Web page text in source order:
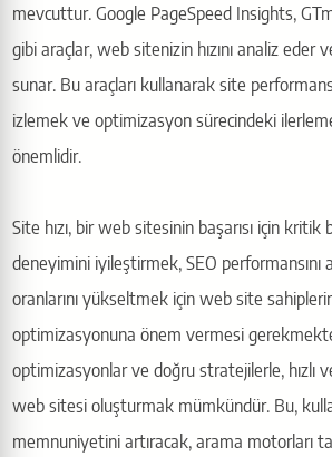
mevcuttur. Google PageSpeed Insights,
gibi araçlar, web sitenizin hızını analiz eder
sunar. Bu araçları kullanarak site
izlemek ve optimizasyon sürecindeki
önemlidir.
Site hızı, bir web sitesinin başarısı için kritik
deneyimini iyileştirmek, SEO performansını
oranlarını yükseltmek için web site
optimizasyonuna önem vermesi
optimizasyonlar ve doğru stratejilerle, hızlı
web sitesi oluşturmak mümkündür. Bu,
memnuniyetini artıracak, arama motorları